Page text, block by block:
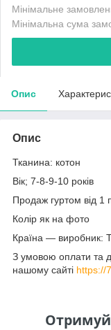
Мінімальне
Мінімальна сума
Опис
Опис
Тканина: котон
Вік; 7-8-9-10 років
Продаж гуртом від 1
Колір як на фото
Країна — виробник:
З умовою оплати та
нашому сайті https://